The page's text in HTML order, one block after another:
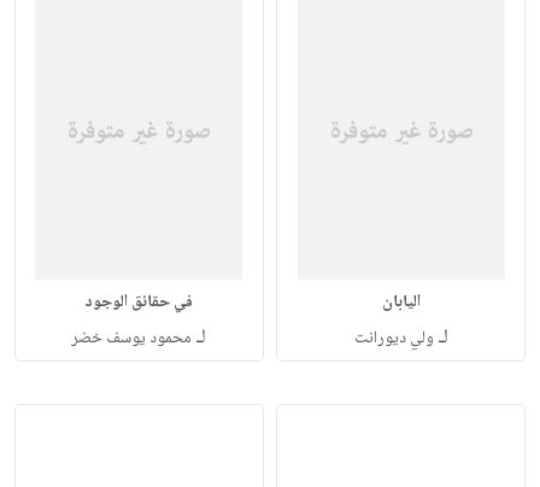
اليابان
لـ ولي ديورانت
في حقائق الوجود
لـ محمود يوسف خضر